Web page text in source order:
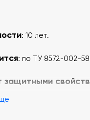
: 10 лет.
: по ТУ 8572-002-